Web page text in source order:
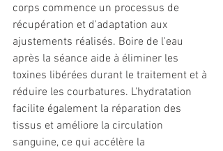
corps commence un processus de
récupération et d'adaptation aux
ajustements réalisés. Boire de l'eau
après la séance aide à éliminer les
toxines libérées durant le traitement et à
réduire les courbatures. L'hydratation
facilite également la réparation des
tissus et améliore la circulation
sanguine, ce qui accélère la